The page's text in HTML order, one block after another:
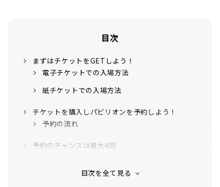
目次
まずはチケットをGETしよう！
電子チケットでの入場方法
紙チケットでの入場方法
チケットを購入しパビリオンを予約しよう！
予約の流れ
予約のチャンスは最大4回